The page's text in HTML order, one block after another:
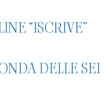
“ISCRIVE”
DELLE SEI